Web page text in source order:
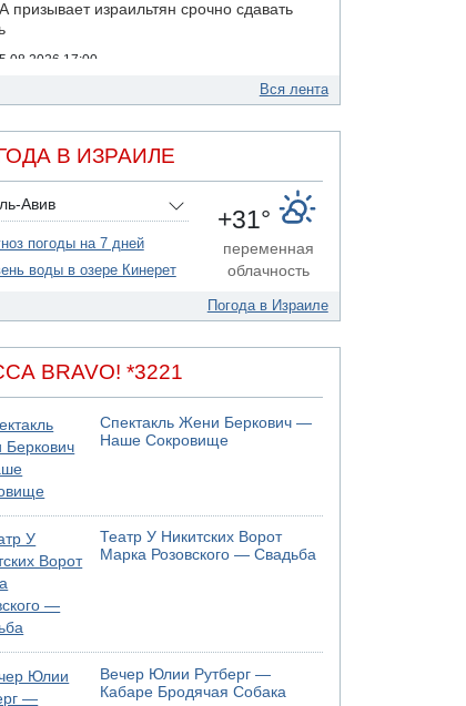
призывает израильтян срочно сдавать
17:00
13:49
Израиля на берег выбросило тело
05.08.2026 13:32
горят новые склады
10:19
сообщают об атаке по Саудовскому
сионизма"
06:42
поднимается дым над портом
06:41
меморандум для Ирана
20:31
и Министерство экологии
о необычно высоком уровне
воды в девяти реках и ручьях на
страны
19:20
6 и участок шоссе 1 в восточном
в районе Бейт-Шемеша вновь
для движения
18:17
мужчина получил тяжелые
Вся лента
В ИЗРАИЛЕ
Авив
погоды на 7 дней
воды в озере Кинерет
+31°
переменная
облачность
Погода в Израиле
BRAVO! *3221
Спектакль Жени Беркович —
Наше Сокровище
Театр У Никитских Ворот
Марка Розовского — Свадьба
Вечер Юлии Рутберг —
Кабаре Бродячая Собака